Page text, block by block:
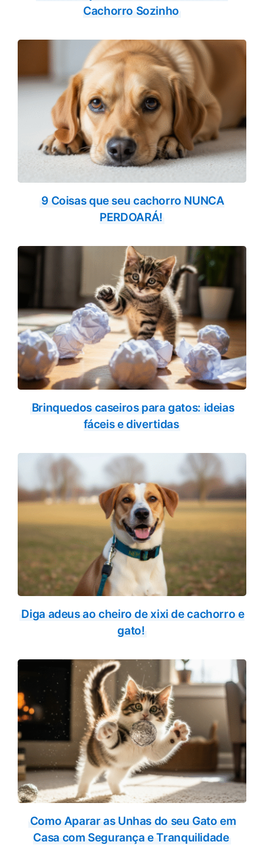
Cachorro Sozinho
9 Coisas que seu cachorro NUNCA
PERDOARÁ!
Brinquedos caseiros para gatos: ideias
fáceis e divertidas
Diga adeus ao cheiro de xixi de cachorro e
gato!
Como Aparar as Unhas do seu Gato em
Casa com Segurança e Tranquilidade